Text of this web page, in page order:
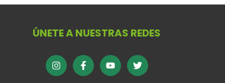
ÚNETE A NUESTRAS REDES